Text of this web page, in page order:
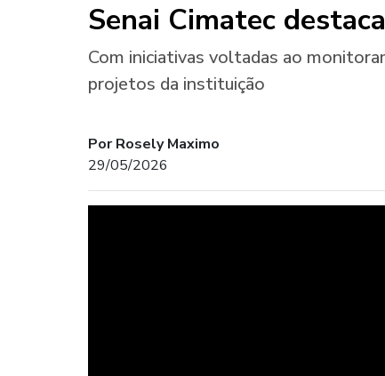
Senai Cimatec
Com iniciativas voltadas ao
projetos da instituição
Por Rosely Maximo
29/05/2026